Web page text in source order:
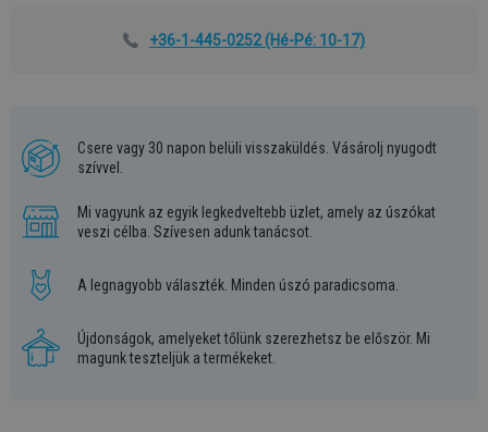
+36-1-445-0252(Hé-Pé: 10-17)
Csere vagy 30 napon belüli visszaküldés. Vásárolj nyugodt
szívvel.
Mi vagyunk az egyik legkedveltebb üzlet, amely az úszókat
veszi célba. Szívesen adunk tanácsot.
A legnagyobb választék. Minden úszó paradicsoma.
Újdonságok, amelyeket tőlünk szerezhetsz be először. Mi
magunk teszteljük a termékeket.